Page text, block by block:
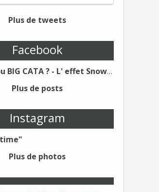
Plus de tweets
Facebook
Big data ou BIG CATA ? - L' effet Snowden - Editions Kawa - Un Éditeur différent !
Plus de posts
Instagram
Plus de photos